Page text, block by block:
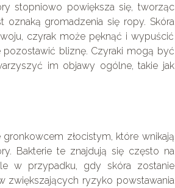
stopniowo powiększa się, tworząc
gromadzenia się ropy. Skóra
czyrak może pęknąć i wypuścić
pozostawić bliznę. Czyraki mogą być
im objawy ogólne, takie jak
złocistym, które wnikają
Bakterie te znajdują się często na
w przypadku, gdy skóra zostanie
zwiększających ryzyko powstawania